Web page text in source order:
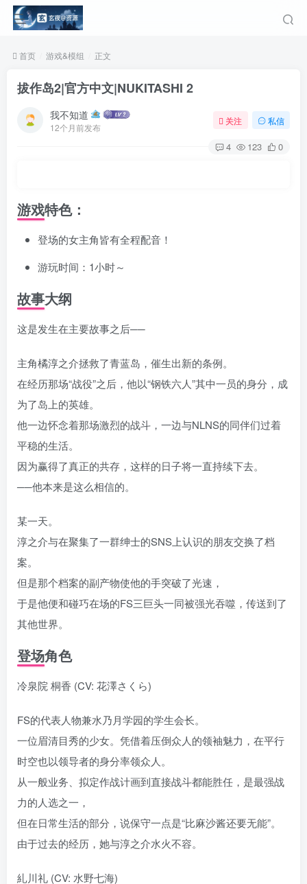
首页 游戏&模组 正文
拔作岛2|官方中文|NUKITASHI 2
我不知道
12个月前发布
关注 私信
4 123 0
游戏特色：
登场的女主角皆有全程配音！
游玩时间：1小时～
故事大纲
这是发生在主要故事之后──
主角橘淳之介拯救了青蓝岛，催生出新的条例。
在经历那场“战役”之后，他以“钢铁六人”其中一员的身分，成
为了岛上的英雄。
他一边怀念着那场激烈的战斗，一边与NLNS的同伴们过着
平稳的生活。
因为赢得了真正的共存，这样的日子将一直持续下去。
──他本来是这么相信的。
某一天。
淳之介与在聚集了一群绅士的SNS上认识的朋友交换了档
案。
但是那个档案的副产物使他的手突破了光速，
于是他便和碰巧在场的FS三巨头一同被强光吞噬，传送到了
其他世界。
登场角色
冷泉院 桐香 (CV: 花澤さくら)
FS的代表人物兼水乃月学园的学生会长。
一位眉清目秀的少女。凭借着压倒众人的领袖魅力，在平行
时空也以领导者的身分率领众人。
从一般业务、拟定作战计画到直接战斗都能胜任，是最强战
力的人选之一，
但在日常生活的部分，说保守一点是“比麻沙酱还要无能”。
由于过去的经历，她与淳之介水火不容。
糺川礼 (CV: 水野七海)